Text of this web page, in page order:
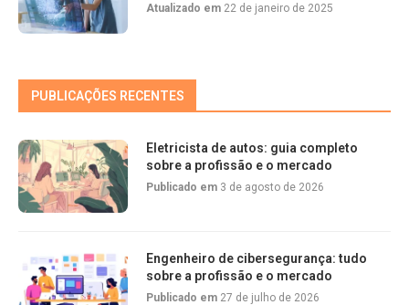
Atualizado em 22 de janeiro de 2025
PUBLICAÇÕES RECENTES
Eletricista de autos: guia completo
sobre a profissão e o mercado
Publicado em 3 de agosto de 2026
Engenheiro de cibersegurança: tudo
sobre a profissão e o mercado
Publicado em 27 de julho de 2026